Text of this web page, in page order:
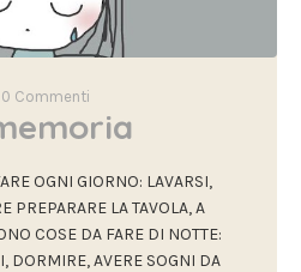
0 Commenti
OGNI GIORNO: LAVARSI,
PREPARARE LA TAVOLA, A
COSE DA FARE DI NOTTE:
DORMIRE, AVERE SOGNI DA